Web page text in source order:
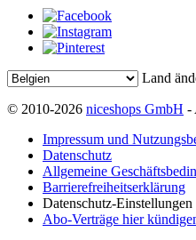
Land
© 2010-2026 niceshops GmbH -
Impressum und
Datenschutz
Allgemeine
Barrierefreiheitserklärung
Datenschutz-Einstellungen
Abo-Verträge hier